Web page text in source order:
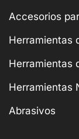
Accesorios
Herramientas
Herramientas
Herramientas
Abrasivos